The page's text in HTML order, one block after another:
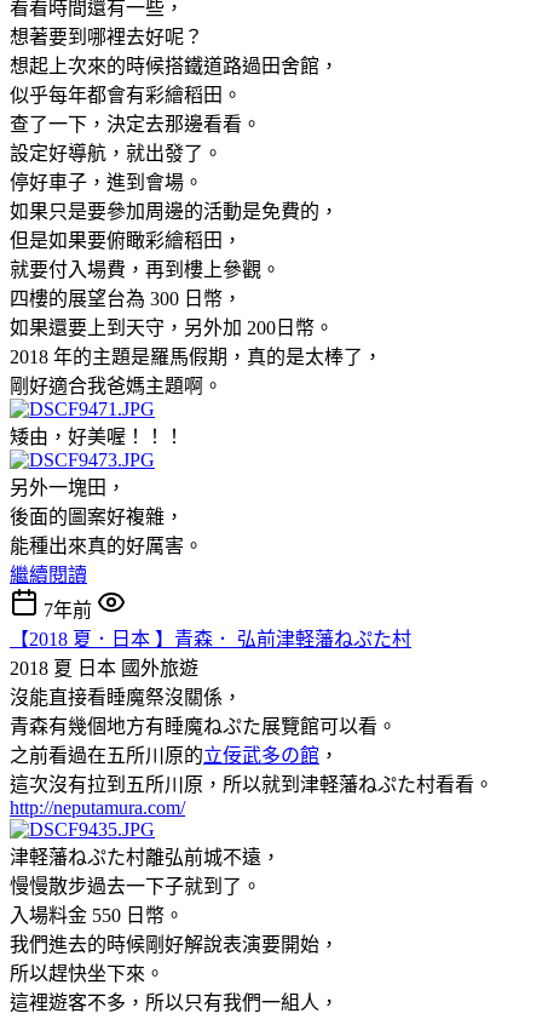
看看時間還有一些，
想著要到哪裡去好呢？
想起上次來的時候搭鐵道路過田舍館，
似乎每年都會有彩繪稻田。
查了一下，決定去那邊看看。
設定好導航，就出發了。
停好車子，進到會場。
如果只是要參加周邊的活動是免費的，
但是如果要俯瞰彩繪稻田，
就要付入場費，再到樓上參觀。
四樓的展望台為 300 日幣，
如果還要上到天守，另外加 200日幣。
2018 年的主題是羅馬假期，真的是太棒了，
剛好適合我爸媽主題啊。
矮由，好美喔！！！
另外一塊田，
後面的圖案好複雜，
能種出來真的好厲害。
繼續閱讀
7年前
【2018 夏．日本 】青森． 弘前津軽藩ねぷた村
2018 夏 日本 國外旅遊
沒能直接看睡魔祭沒關係，
青森有幾個地方有睡魔ねぷた展覽館可以看。
之前看過在五所川原的立佞武多の館 ，
這次沒有拉到五所川原，所以就到津軽藩ねぷた村看看。
http://neputamura.com/
津軽藩ねぷた村離弘前城不遠，
慢慢散步過去一下子就到了。
入場料金 550 日幣。
我們進去的時候剛好解說表演要開始，
所以趕快坐下來。
這裡遊客不多，所以只有我們一組人，